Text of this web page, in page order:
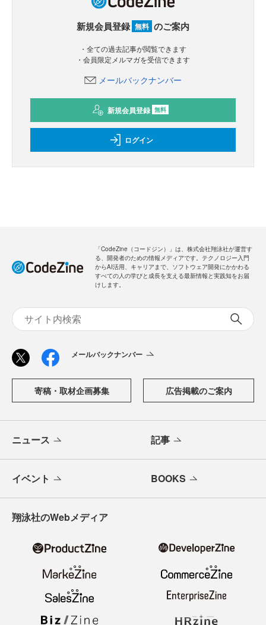
新規会員登録 無料 のご案内
・全ての過去記事が閲覧できます
・会員限定メルマガを受信できます
メールバックナンバー
新規会員登録 無料
ログイン
「CodeZine（コードジン）」は、株式会社翔泳社が運営す
る、開発者のための情報メディアです。テクノロジー入門
からAI活用、キャリアまで、ソフトウェア開発にかかわる
すべての人の学びと成長を支える最新情報と実践知をお届
けします。
メールバックナンバー
寄稿・取材企画募集 広告掲載のご案内
ニュース 記事
イベント BOOKS
翔泳社のWebメディア